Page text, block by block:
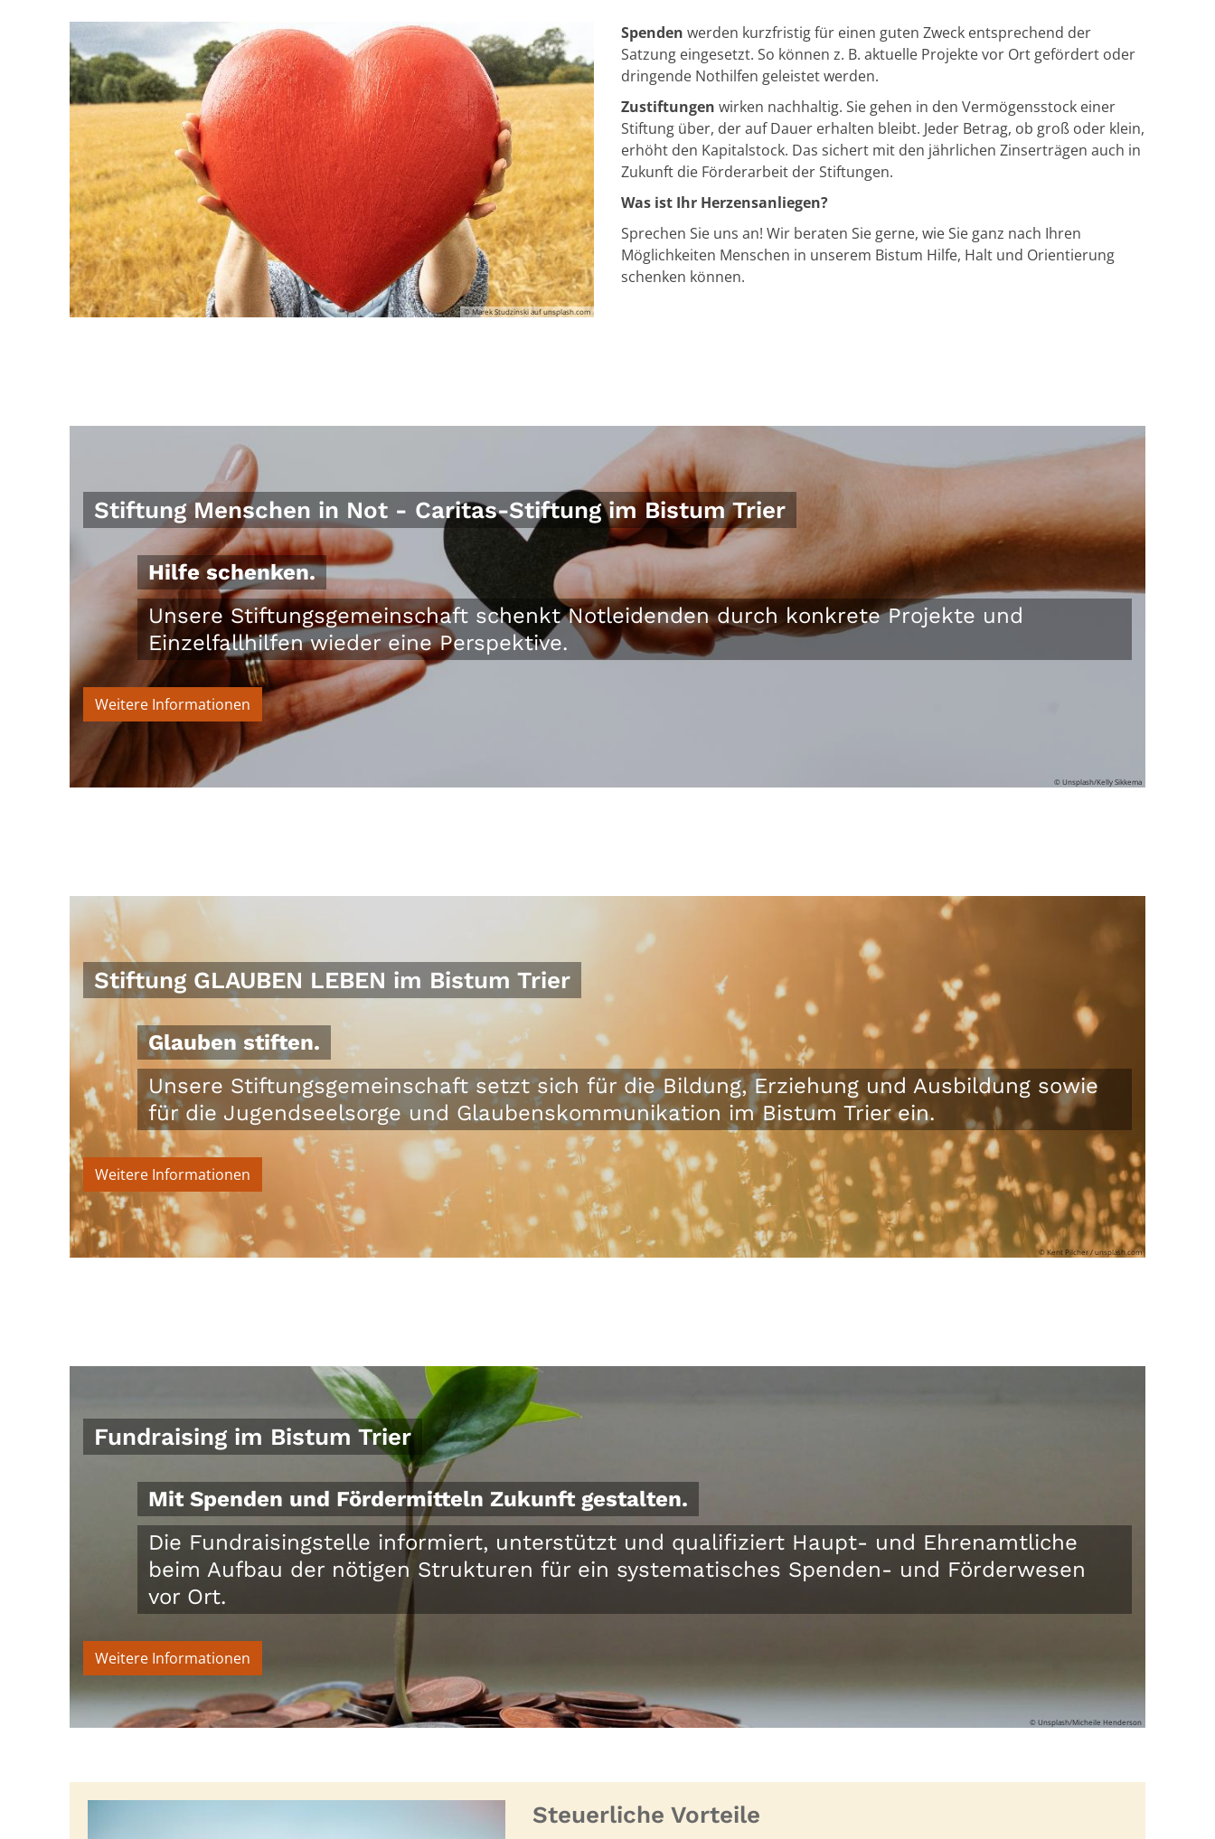
© Marek Studzinski auf unsplash.com
Spenden werden kurzfristig für einen guten Zweck entsprechend der
Satzung eingesetzt. So können z. B. aktuelle Projekte vor Ort gefördert oder
dringende Nothilfen geleistet werden.
Zustiftungen wirken nachhaltig. Sie gehen in den Vermögensstock einer
Stiftung über, der auf Dauer erhalten bleibt. Jeder Betrag, ob groß oder klein,
erhöht den Kapitalstock. Das sichert mit den jährlichen Zinserträgen auch in
Zukunft die Förderarbeit der Stiftungen.
Was ist Ihr Herzensanliegen?
Sprechen Sie uns an! Wir beraten Sie gerne, wie Sie ganz nach Ihren
Möglichkeiten Menschen in unserem Bistum Hilfe, Halt und Orientierung
schenken können.
Stiftung Menschen in Not - Caritas-Stiftung im Bistum Trier
Hilfe schenken.
Unsere Stiftungsgemeinschaft schenkt Notleidenden durch konkrete Projekte und
Einzelfallhilfen wieder eine Perspektive.
Weitere Informationen
© Unsplash/Kelly Sikkema
Stiftung GLAUBEN LEBEN im Bistum Trier
Glauben stiften.
Unsere Stiftungsgemeinschaft setzt sich für die Bildung, Erziehung und Ausbildung sowie
für die Jugendseelsorge und Glaubenskommunikation im Bistum Trier ein.
Weitere Informationen
© Kent Pilcher / unsplash.com
Fundraising im Bistum Trier
Mit Spenden und Fördermitteln Zukunft gestalten.
Die Fundraisingstelle informiert, unterstützt und qualifiziert Haupt- und Ehrenamtliche
beim Aufbau der nötigen Strukturen für ein systematisches Spenden- und Förderwesen
vor Ort.
Weitere Informationen
© Unsplash/Micheile Henderson
Steuerliche Vorteile